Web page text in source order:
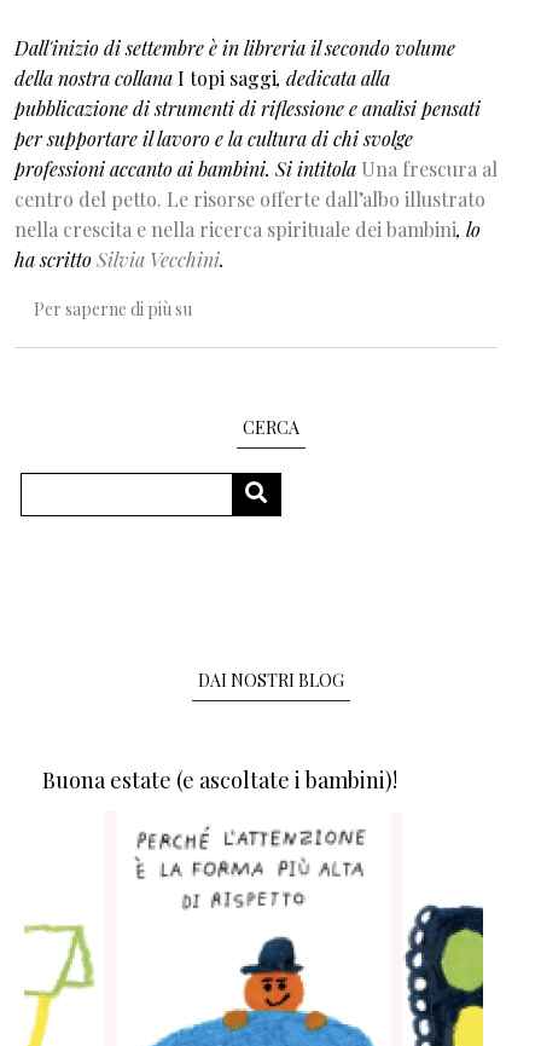
Dall'inizio di settembre è in libreria il secondo volume
della nostra collanaI topi saggi, dedicata alla
pubblicazione di strumenti di riflessione e analisi pensati
per supportare il lavoro e la cultura di chi svolge
professioni accanto ai bambini. Si intitola Una frescura al
centro del petto. Le risorse offerte dall’albo illustrato
nella crescita e nella ricerca spirituale dei bambini, lo
ha scrittoSilvia Vecchini.
Per saperne di più su
CERCA
CERCA
DAI NOSTRI BLOG
Buona estate (e ascoltate i bambini)!